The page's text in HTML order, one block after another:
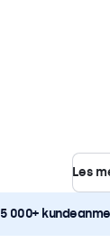
Les
5 000+